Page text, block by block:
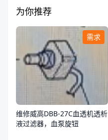
为你推荐
需求
维修威高DBB-27C血透机透析
液过滤器，血泵旋钮